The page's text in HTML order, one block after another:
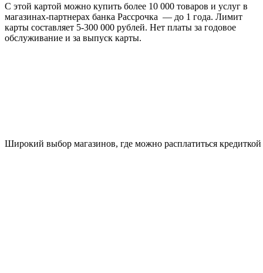
С этой картой можно купить более 10 000 товаров и услуг в
магазинах-партнерах банка Рассрочка — до 1 года. Лимит
карты составляет 5-300 000 рублей. Нет платы за годовое
обслуживание и за выпуск карты.
Широкий выбор магазинов, где можно расплатиться